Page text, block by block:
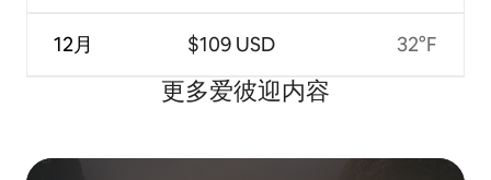
12月 $109 USD 32°F
更多爱彼迎内容